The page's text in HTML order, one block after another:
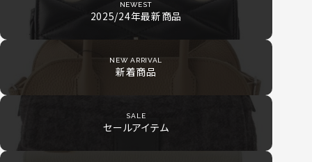
NEWEST
2025/24年最新商品
NEW ARRIVAL
新着商品
SALE
セールアイテム